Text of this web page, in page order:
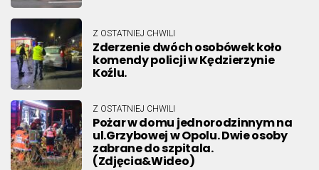
Z OSTATNIEJ CHWILI
Zderzenie dwóch osobówek koło
komendy policji w Kędzierzynie
Koźlu.
Z OSTATNIEJ CHWILI
Pożar w domu jednorodzinnym na
ul.Grzybowej w Opolu. Dwie osoby
zabrane do szpitala.
(Zdjęcia&Wideo)